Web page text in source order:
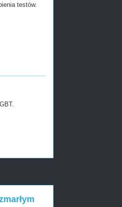
testów.